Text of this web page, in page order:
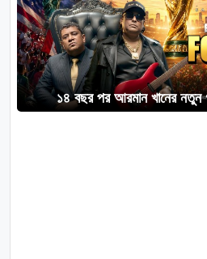
১৪ বছর পর আরমান খানের নতুন